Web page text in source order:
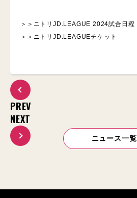
＞＞ ニトリJD.LEAGUE 2024試合日程
＞＞ ニトリJD.LEAGUEチケット
PREV
ニュース一覧
NEXT